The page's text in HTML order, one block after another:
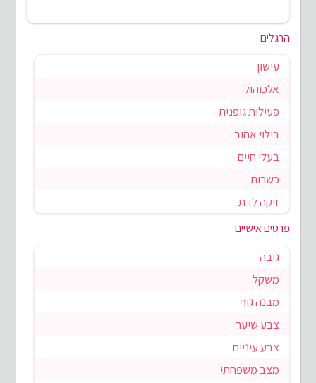
הרגלים
עישון
אלכוהול
פעילות גופנית
בילוי אהוב
בעלי חיים
כשרות
זיקה לדת
פרטים אישיים
גובה
משקל
מבנה גוף
צבע שיער
צבע עיניים
מצב משפחתי